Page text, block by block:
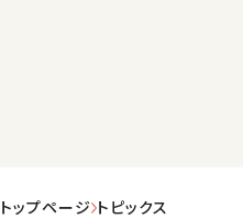
トップページ トピックス